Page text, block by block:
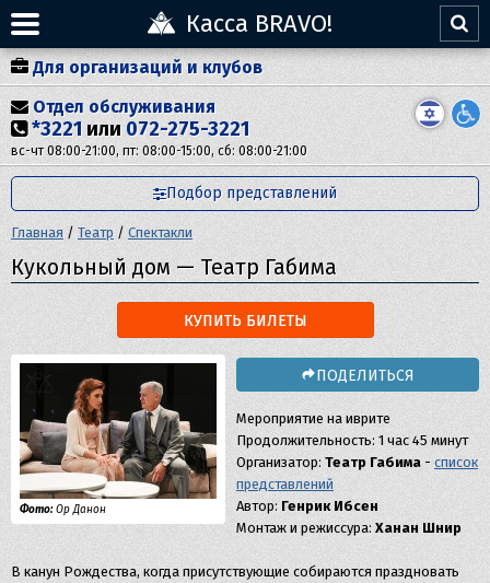
Касса BRAVO!
Для организаций и клубов
Отдел обслуживания
*3221 или 072-275-3221
вс-чт 08:00-21:00, пт: 08:00-15:00, сб: 08:00-21:00
Подбор представлений
Главная / Театр / Спектакли
Кукольный дом — Театр Габима
КУПИТЬ БИЛЕТЫ
Фото:Ор Данон
ПОДЕЛИТЬСЯ
Мероприятие на иврите
Продолжительность: 1 час 45 минут
Организатор: Театр Габима - список
представлений
Автор: Генрик Ибсен
Монтаж и режиссура: Ханан Шнир
В канун Рождества, когда присутствующие собираются праздновать